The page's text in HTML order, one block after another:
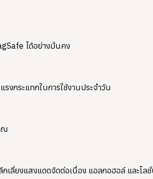
ได้อย่างมั่นคง
กระแทกในการใช้งานประจำวัน
ณ
ยงแสงแดดจัดต่อเนื่อง แอลกอฮอล์ และโล